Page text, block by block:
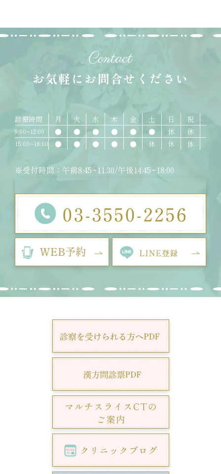
Contact
お気軽にお問合せください
診療時間 月 火 水 木 金 土 日 祝
9:00~12:00 ● ● ● ● ● ● 休 休
15:00~18:00 ● ● ● ● ● 休 休 休
※受付時間：午前8:45~11:30/午後14:45~18:00